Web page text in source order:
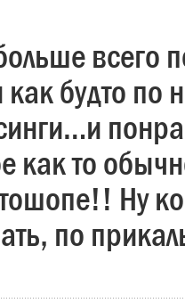
всего
будто по
как то
Ну
по